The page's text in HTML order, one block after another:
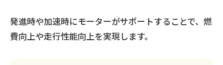
発進時や加速時にモーターがサポートすることで、燃
費向上や走行性能向上を実現します。